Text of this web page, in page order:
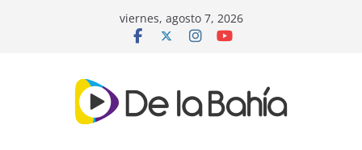
viernes, agosto 7, 2026